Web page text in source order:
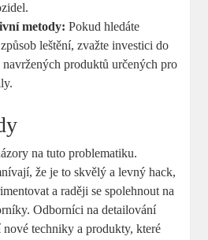
metody: Pokud hledáte
leštění, zvažte investici do
navržených produktů určených pro
na tuto problematiku.
že je to skvělý a levný hack,
a raději se spolehnout na
Odborníci na detailování
techniky a produkty, které